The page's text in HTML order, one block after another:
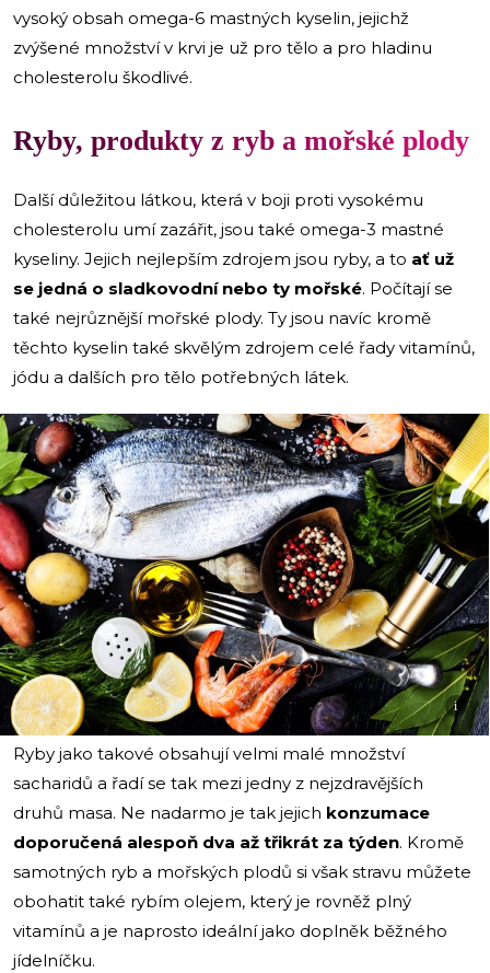
vysoký obsah omega-6 mastných kyselin, jejichž
zvýšené množství v krvi je už pro tělo a pro hladinu
cholesterolu škodlivé.
Ryby, produkty z ryb a mořské plody
Další důležitou látkou, která v boji proti vysokému
cholesterolu umí zazářit, jsou také omega-3 mastné
kyseliny. Jejich nejlepším zdrojem jsou ryby, a to ať už
se jedná o sladkovodní nebo ty mořské. Počítají se
také nejrůznější mořské plody. Ty jsou navíc kromě
těchto kyselin také skvělým zdrojem celé řady vitamínů,
jódu a dalších pro tělo potřebných látek.
i
Ryby jako takové obsahují velmi malé množství
sacharidů a řadí se tak mezi jedny z nejzdravějších
druhů masa. Ne nadarmo je tak jejich konzumace
doporučená alespoň dva až třikrát za týden. Kromě
samotných ryb a mořských plodů si však stravu můžete
obohatit také rybím olejem, který je rovněž plný
vitamínů a je naprosto ideální jako doplněk běžného
jídelníčku.